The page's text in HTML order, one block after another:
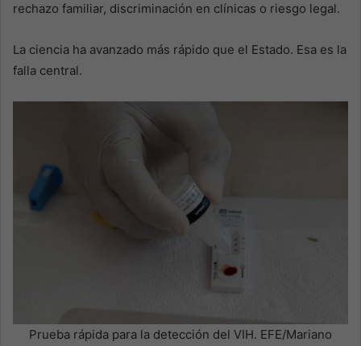
rechazo familiar, discriminación en clínicas o riesgo legal.
La ciencia ha avanzado más rápido que el Estado. Esa es la
falla central.
Prueba rápida para la detección del VIH. EFE/Mariano